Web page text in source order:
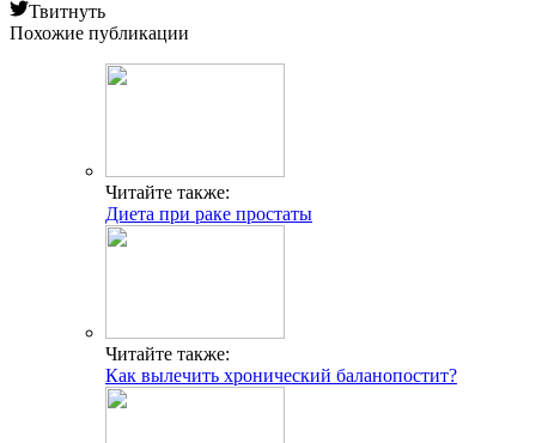
Твитнуть
Похожие публикации
Читайте также:
Диета при раке простаты
Читайте также:
Как вылечить хронический баланопостит?